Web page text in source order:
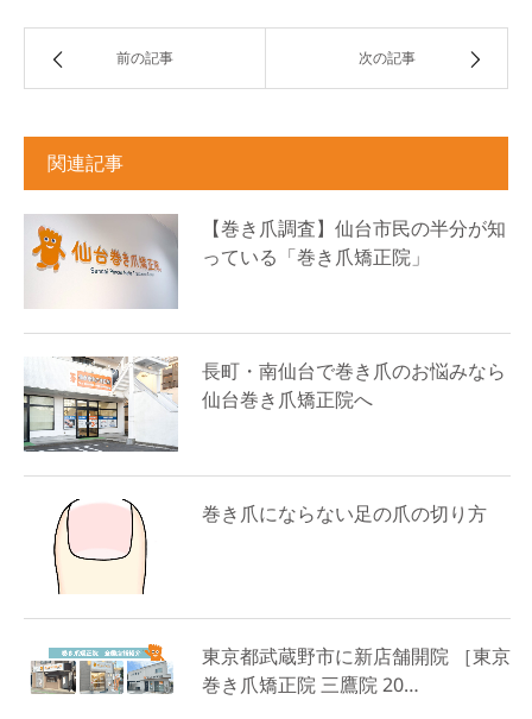
前の記事 次の記事
関連記事
【巻き爪調査】仙台市民の半分が知
っている「巻き爪矯正院」
長町・南仙台で巻き爪のお悩みなら
仙台巻き爪矯正院へ
巻き爪にならない足の爪の切り方
東京都武蔵野市に新店舗開院 ［東京
巻き爪矯正院 三鷹院 20…